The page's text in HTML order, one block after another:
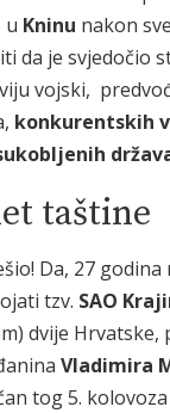
u Kninu nakon
da je svjedočio
vojski,
konkurentskih
taštine
Da, 27 godina
tzv. SAO
dvije Hrvatske,
Vladimira
tog 5. kolovoza